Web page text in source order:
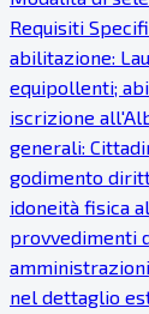
Requisiti
abilitazione:
equipollenti;
iscrizione
generali:
godimento
idoneità fisica
provvedimenti
nel dettaglio